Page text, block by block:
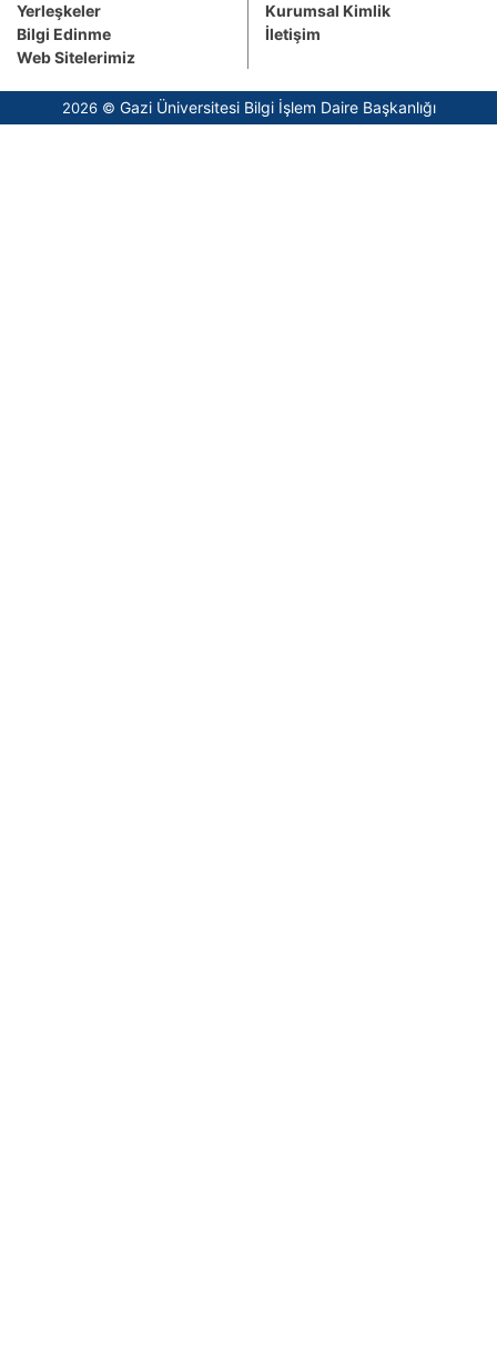
Yerleşkeler
Bilgi Edinme
Web Sitelerimiz
Kurumsal Kimlik
İletişim
2026 © Gazi Üniversitesi Bilgi İşlem Daire Başkanlığı